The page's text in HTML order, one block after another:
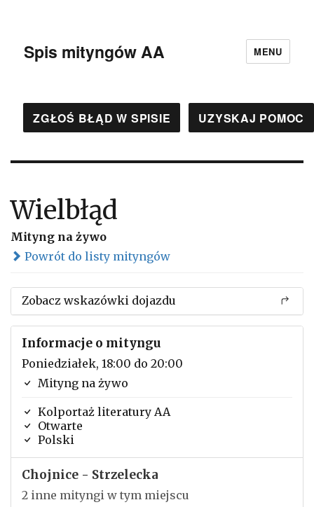
Spis mityngów AA MENU
ZGŁOŚ BŁĄD W SPISIE UZYSKAJ POMOC
Wielbłąd
Mityng na żywo
Powrót do listy mityngów
Zobacz wskazówki dojazdu
Informacje o mityngu
Poniedziałek, 18:00 do 20:00
Mityng na żywo
Kolportaż literatury AA
Otwarte
Polski
Chojnice - Strzelecka
2 inne mityngi w tym miejscu